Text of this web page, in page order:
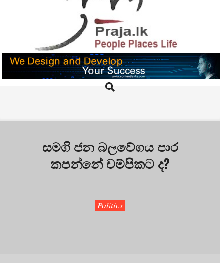
PRAJA.LK
Search
සමගි ජන බලවේගය පාර
කපන්නේ චම්පිකට ද?
Politics